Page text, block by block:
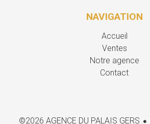
NAVIGATION
Accueil
Ventes
Notre agence
Contact
©2026 AGENCE DU PALAIS GERS